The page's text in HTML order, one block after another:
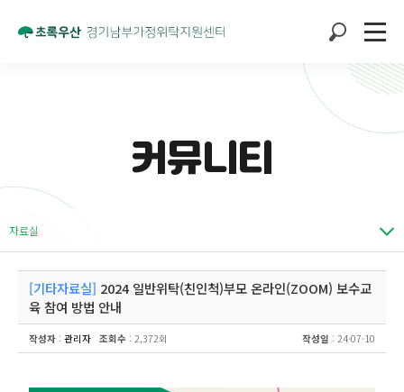
커뮤니티
자료실
[기타자료실] 2024 일반위탁(친인척)부모 온라인(ZOOM) 보수교
육 참여 방법 안내
작성자 : 관리자 조회수 : 2,372회 작성일 : 24-07-10